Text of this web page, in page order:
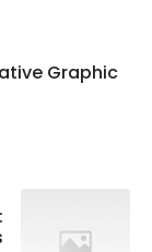
Graphic